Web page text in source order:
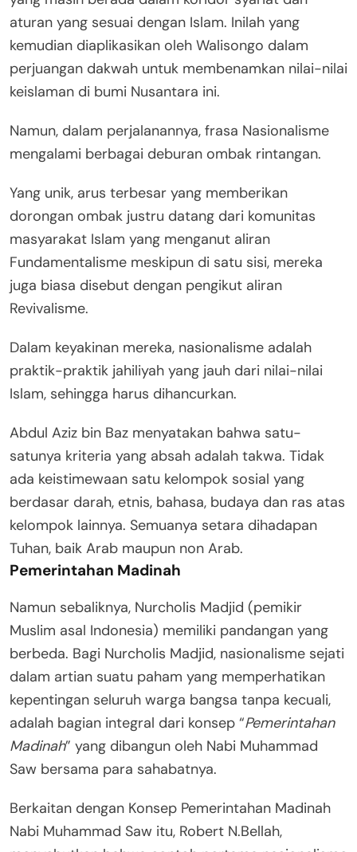
aturan yang sesuai dengan Islam. Inilah yang
kemudian diaplikasikan oleh Walisongo dalam
perjuangan dakwah untuk membenamkan nilai-nilai
keislaman di bumi Nusantara ini.
Namun, dalam perjalanannya, frasa Nasionalisme
mengalami berbagai deburan ombak rintangan.
Yang unik, arus terbesar yang memberikan
dorongan ombak justru datang dari komunitas
masyarakat Islam yang menganut aliran
Fundamentalisme meskipun di satu sisi, mereka
juga biasa disebut dengan pengikut aliran
Revivalisme.
Dalam keyakinan mereka, nasionalisme adalah
praktik-praktik jahiliyah yang jauh dari nilai-nilai
Islam, sehingga harus dihancurkan.
Abdul Aziz bin Baz menyatakan bahwa satu-
satunya kriteria yang absah adalah takwa. Tidak
ada keistimewaan satu kelompok sosial yang
berdasar darah, etnis, bahasa, budaya dan ras atas
kelompok lainnya. Semuanya setara dihadapan
Tuhan, baik Arab maupun non Arab.
Pemerintahan Madinah
Namun sebaliknya, Nurcholis Madjid (pemikir
Muslim asal Indonesia) memiliki pandangan yang
berbeda. Bagi Nurcholis Madjid, nasionalisme sejati
dalam artian suatu paham yang memperhatikan
kepentingan seluruh warga bangsa tanpa kecuali,
adalah bagian integral dari konsep “Pemerintahan
Madinah” yang dibangun oleh Nabi Muhammad
Saw bersama para sahabatnya.
Berkaitan dengan Konsep Pemerintahan Madinah
Nabi Muhammad Saw itu, Robert N.Bellah,